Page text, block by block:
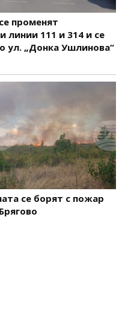
променят
линии 111 и 314 и се
ул. „Донка Ушлинова“
се борят с пожар